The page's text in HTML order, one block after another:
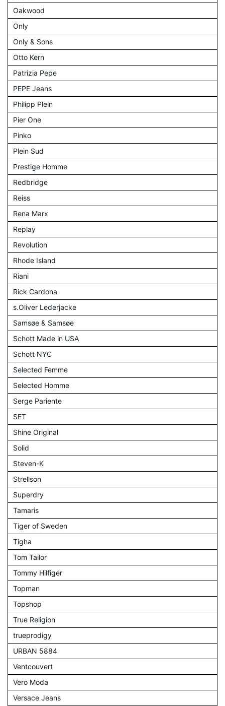
Oakwood
Only
Only & Sons
Otto Kern
Patrizia Pepe
PEPE Jeans
Philipp Plein
Pier One
Pinko
Plein Sud
Prestige Homme
Redbridge
Reiss
Rena Marx
Replay
Revolution
Rhode Island
Riani
Rick Cardona
s.Oliver Lederjacke
Samsøe & Samsøe
Schott Made in USA
Schott NYC
Selected Femme
Selected Homme
Serge Pariente
SET
Shine Original
Solid
Steven-K
Strellson
Superdry
Tamaris
Tiger of Sweden
Tigha
Tom Tailor
Tommy Hilfiger
Topman
Topshop
True Religion
trueprodigy
URBAN 5884
Ventcouvert
Vero Moda
Versace Jeans